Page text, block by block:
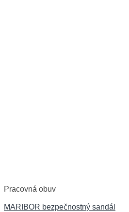
Pracovná obuv
MARIBOR bezpečnostný sandál